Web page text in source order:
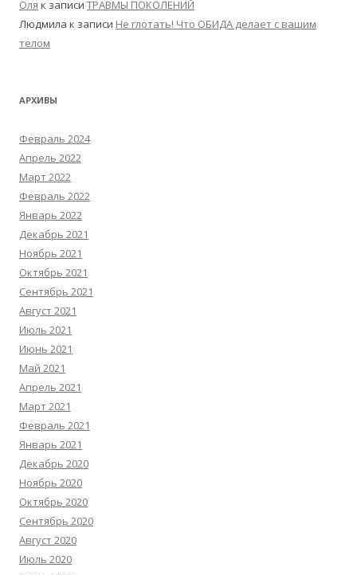
Оля к записи ТРАВМЫ ПОКОЛЕНИЙ
Людмила к записи Не глотать! Что ОБИДА делает с вашим
телом
АРХИВЫ
Февраль 2024
Апрель 2022
Март 2022
Февраль 2022
Январь 2022
Декабрь 2021
Ноябрь 2021
Октябрь 2021
Сентябрь 2021
Август 2021
Июль 2021
Июнь 2021
Май 2021
Апрель 2021
Март 2021
Февраль 2021
Январь 2021
Декабрь 2020
Ноябрь 2020
Октябрь 2020
Сентябрь 2020
Август 2020
Июль 2020